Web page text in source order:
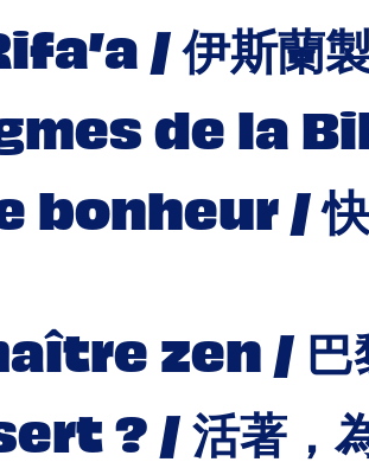
/ 伊斯蘭
de la
/ 快
zen / 巴
? / 活著，為